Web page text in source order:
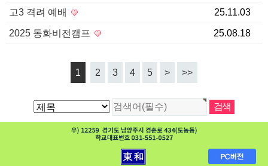
고3 격려 예배 25.11.03
2025 동화비전캠프 25.08.18
1 2 3 4 5 > >>